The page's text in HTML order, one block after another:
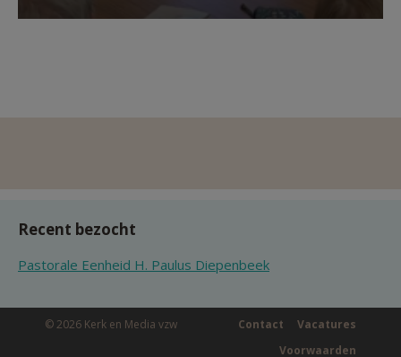
Recent bezocht
Pastorale Eenheid H. Paulus Diepenbeek
© 2026 Kerk en Media vzw Vacatures
Contact
Voorwaarden